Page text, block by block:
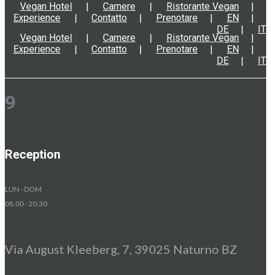
Vegan Hotel Camere
Ristorante Vegan
Experience
Contatto Prenotare
EN
DE
IT
Vegan Hotel Camere
Ristorante Vegan
Experience
Contatto Prenotare
EN
DE
IT
9
Reception
LUN - DOM
08.00 - 20.30
Via August Kleeberg, 7, 39025 Naturno BZ